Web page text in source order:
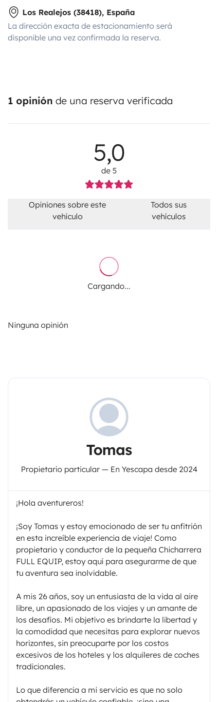
Los Realejos (38418), España
La dirección exacta de estacionamiento será
disponible una vez confirmada la reserva.
1 opinión de una reserva verificada
5,0
de 5
Opiniones sobre este
vehículo
Todos sus
vehículos
Cargando...
Ninguna opinión
Tomas
Propietario particular — En Yescapa desde 2024
¡Hola aventureros!
¡Soy Tomas y estoy emocionado de ser tu anfitrión
en esta increíble experiencia de viaje! Como
propietario y conductor de la pequeña Chicharrera
FULL EQUIP, estoy aquí para asegurarme de que
tu aventura sea inolvidable.
A mis 26 años, soy un entusiasta de la vida al aire
libre, un apasionado de los viajes y un amante de
los desafíos. Mi objetivo es brindarte la libertad y
la comodidad que necesitas para explorar nuevos
horizontes, sin preocuparte por los costos
excesivos de los hoteles y los alquileres de coches
tradicionales.
Lo que diferencia a mi servicio es que no solo